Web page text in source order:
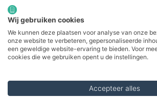
Smartwatches
Bluetooth trackers / Opladers
Samsung Galaxy
Gamingtelefoons / Foldables / Robuuste
Seniorentelefoons / Waterdichte telefoons /
Wij gebruiken cookies
We kunnen deze plaatsen voor analyse van onze
onze website te verbeteren, gepersonaliseerde
een geweldige website-ervaring te bieden. Voor
cookies die we gebruiken opent u de instellingen.
Accepteer alles